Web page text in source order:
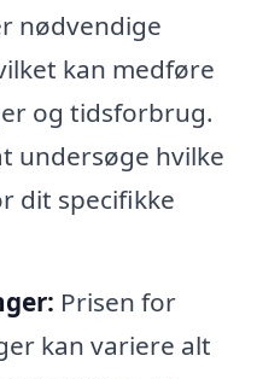
nødvendige
kan medføre
og tidsforbrug.
undersøge hvilke
dit specifikke
Prisen for
kan variere alt